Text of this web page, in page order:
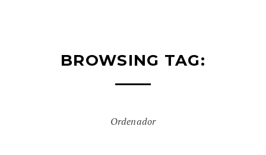
BROWSING TAG:
Ordenador